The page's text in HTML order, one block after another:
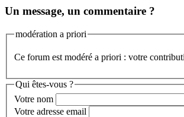
Un message, un commentaire ?
modération a priori
Ce forum est modéré a priori : votre
Qui êtes-vous ?
Votre nom
Votre adresse email